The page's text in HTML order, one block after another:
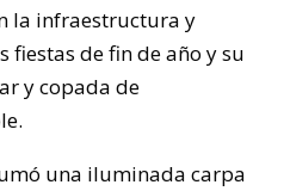
la infraestructura y
fiestas de fin de año y su
y copada de
una iluminada carpa